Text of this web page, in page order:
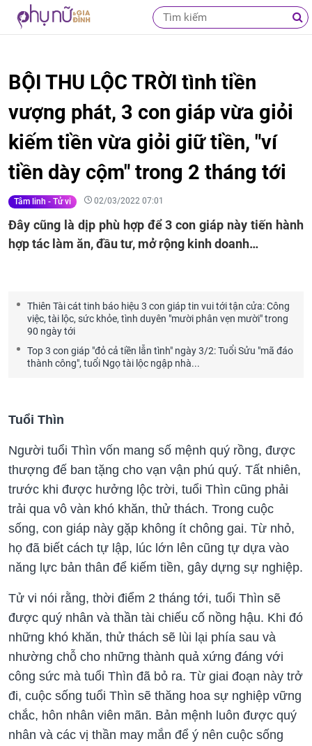
BỘI THU LỘC TRỜI tình tiền
vượng phát, 3 con giáp vừa giỏi
kiếm tiền vừa giỏi giữ tiền, "ví
tiền dày cộm" trong 2 tháng tới
Tâm linh - Tử vi 02/03/2022 07:01
Đây cũng là dịp phù hợp để 3 con giáp này tiến hành
hợp tác làm ăn, đầu tư, mở rộng kinh doanh…
Thiên Tài cát tinh báo hiệu 3 con giáp tin vui tới tận cửa: Công
việc, tài lộc, sức khỏe, tình duyên "mười phân vẹn mười" trong
90 ngày tới
Top 3 con giáp "đỏ cả tiền lẫn tình" ngày 3/2: Tuổi Sửu "mã đáo
thành công", tuổi Ngọ tài lộc ngập nhà...
Tuổi Thìn
Người tuổi Thìn vốn mang số mệnh quý rồng, được
thượng đế ban tặng cho vạn vận phú quý. Tất nhiên,
trước khi được hưởng lộc trời, tuổi Thìn cũng phải
trải qua vô vàn khó khăn, thử thách. Trong cuộc
sống, con giáp này gặp không ít chông gai. Từ nhỏ,
họ đã biết cách tự lập, lúc lớn lên cũng tự dựa vào
năng lực bản thân để kiếm tiền, gây dựng sự nghiệp.
Tử vi nói rằng, thời điểm 2 tháng tới, tuổi Thìn sẽ
được quý nhân và thần tài chiếu cố nồng hậu. Khi đó
những khó khăn, thử thách sẽ lùi lại phía sau và
nhường chỗ cho những thành quả xứng đáng với
công sức mà tuổi Thìn đã bỏ ra. Từ giai đoạn này trở
đi, cuộc sống tuổi Thìn sẽ thăng hoa sự nghiệp vững
chắc, hôn nhân viên mãn. Bản mệnh luôn được quý
nhân và các vị thần may mắn để ý nên cuộc sống